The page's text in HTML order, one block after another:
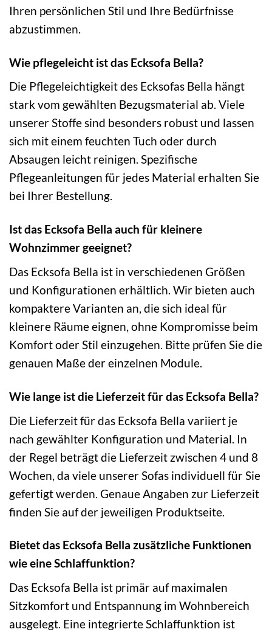
Ihren persönlichen Stil und Ihre Bedürfnisse
abzustimmen.
Wie pflegeleicht ist das Ecksofa Bella?
Die Pflegeleichtigkeit des Ecksofas Bella hängt
stark vom gewählten Bezugsmaterial ab. Viele
unserer Stoffe sind besonders robust und lassen
sich mit einem feuchten Tuch oder durch
Absaugen leicht reinigen. Spezifische
Pflegeanleitungen für jedes Material erhalten Sie
bei Ihrer Bestellung.
Ist das Ecksofa Bella auch für kleinere
Wohnzimmer geeignet?
Das Ecksofa Bella ist in verschiedenen Größen
und Konfigurationen erhältlich. Wir bieten auch
kompaktere Varianten an, die sich ideal für
kleinere Räume eignen, ohne Kompromisse beim
Komfort oder Stil einzugehen. Bitte prüfen Sie die
genauen Maße der einzelnen Module.
Wie lange ist die Lieferzeit für das Ecksofa Bella?
Die Lieferzeit für das Ecksofa Bella variiert je
nach gewählter Konfiguration und Material. In
der Regel beträgt die Lieferzeit zwischen 4 und 8
Wochen, da viele unserer Sofas individuell für Sie
gefertigt werden. Genaue Angaben zur Lieferzeit
finden Sie auf der jeweiligen Produktseite.
Bietet das Ecksofa Bella zusätzliche Funktionen
wie eine Schlaffunktion?
Das Ecksofa Bella ist primär auf maximalen
Sitzkomfort und Entspannung im Wohnbereich
ausgelegt. Eine integrierte Schlaffunktion ist